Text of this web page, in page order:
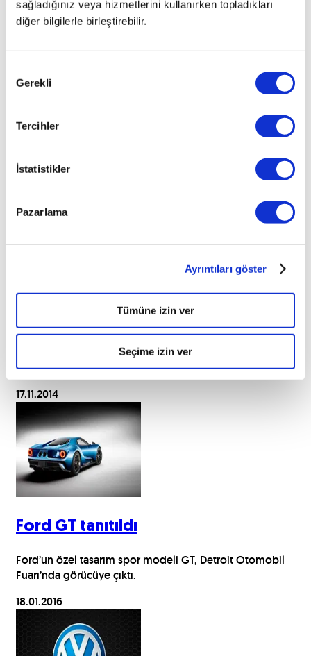
sağladığınız veya hizmetlerini kullanırken topladıkları
diğer bilgilerle birleştirebilir.
Seçimi
Gerekli
Tercihler
İstatistikler
Pazarlama
Ayrıntıları göster
Tümüne izin ver
Seçime izin ver
İlginizi çekebilecek haberler
Modada buluştular
Kendi sektörlerinde iki ayrı dev olan Audi ve Pirelli moda
tasarımında bir araya geldi.
17.11.2014
Ford GT tanıtıldı
Ford’un özel tasarım spor modeli GT, Detroit Otomobil
Fuarı’nda görücüye çıktı.
18.01.2016